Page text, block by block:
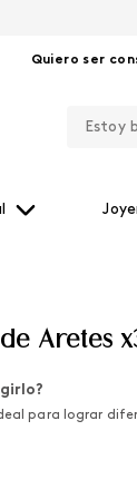
Quiero ser
Aretes
para lograr